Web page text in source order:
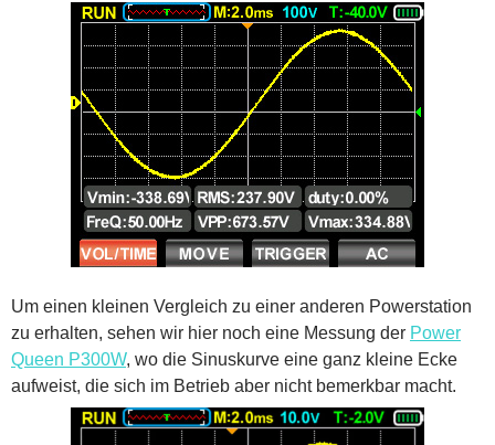
Um einen kleinen Vergleich zu einer anderen Powerstation
zu erhalten, sehen wir hier noch eine Messung der Power
Queen P300W, wo die Sinuskurve eine ganz kleine Ecke
aufweist, die sich im Betrieb aber nicht bemerkbar macht.